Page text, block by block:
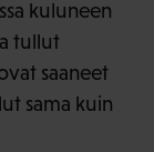
kuluneen
tullut
saaneet
sama kuin